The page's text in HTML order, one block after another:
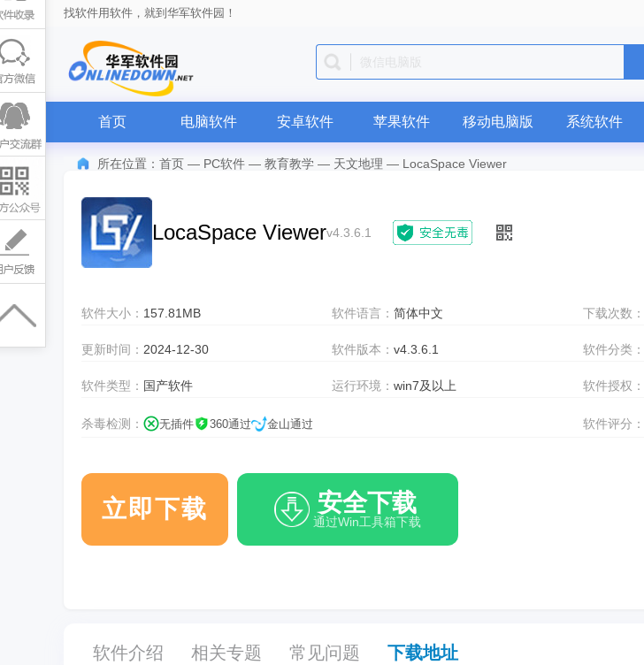
找软件用软件，就到华军软件园！
QQ
首页 电脑软件 安卓软件 苹果软件 移动电脑版 系统软件
所在位置： 首页 — PC软件 — 教育教学 — 天文地理 — LocaSpace Viewer
LocaSpace Viewerv4.3.6.1
软件大小： 157.81MB 软件语言：简体中文 下载次数：
更新时间： 2024-12-30 软件版本：v4.3.6.1 软件分类：
软件类型： 国产软件 运行环境：win7及以上 软件授权：
杀毒检测： 无插件 360通过 金山通过 软件评分：
立即下载 安全下载
通过Win工具箱下载
软件介绍 相关专题 常见问题 下载地址